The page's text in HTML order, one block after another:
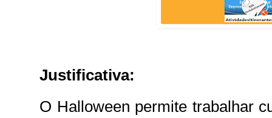
Justificativa:
O Halloween permite trabalhar